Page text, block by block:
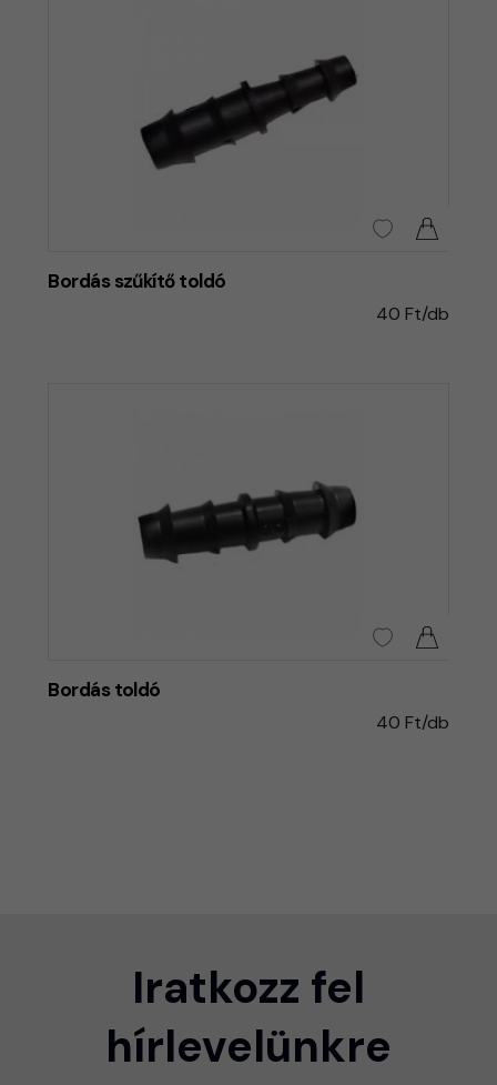
Bordás szűkítő toldó
40 Ft/db
Bordás toldó
40 Ft/db
Iratkozz fel
hírlevelünkre